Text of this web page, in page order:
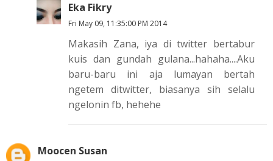
Eka Fikry
Fri May 09, 11:35:00 PM 2014
Makasih Zana, iya di twitter bertabur
kuis dan gundah gulana...hahaha....Aku
baru-baru ini aja lumayan bertah
ngetem ditwitter, biasanya sih selalu
ngelonin fb, hehehe
Moocen Susan